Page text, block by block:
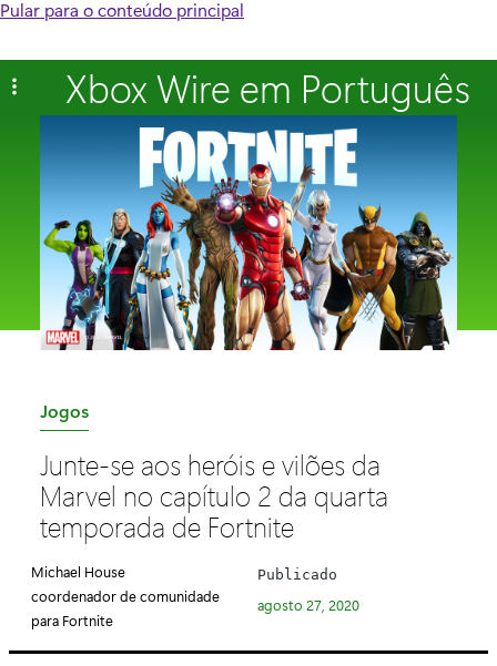
Pular para o conteúdo principal
Xbox Wire em Português
C
t
e
g
r
i
a
Jogos
Junte-se aos heróis e vilões da
Marvel no capítulo 2 da quarta
temporada de Fortnite
Michael House
coordenador de comunidade
para Fortnite
Publicado
agosto 27, 2020